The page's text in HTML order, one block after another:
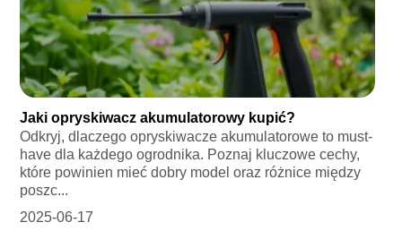
Jaki opryskiwacz akumulatorowy kupić?
Odkryj, dlaczego opryskiwacze akumulatorowe to must-
have dla każdego ogrodnika. Poznaj kluczowe cechy,
które powinien mieć dobry model oraz różnice między
poszc...
2025-06-17